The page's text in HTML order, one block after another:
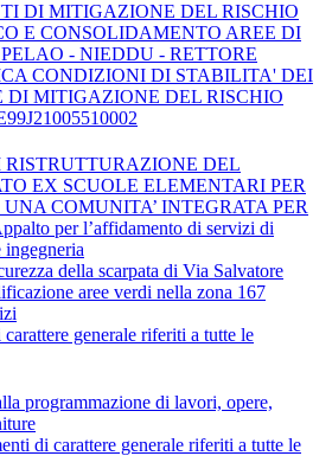
DI MITIGAZIONE DEL RISCHIO
E CONSOLIDAMENTO AREE DI
- NIEDDU - RETTORE
CONDIZIONI DI STABILITA' DEI
DI MITIGAZIONE DEL RISCHIO
DEL
EX SCUOLE ELEMENTARI PER
COMUNITA’ INTEGRATA PER
per l’affidamento di servizi di
ingegneria
della scarpata di Via Salvatore
aree verdi nella zona 167
generale riferiti a tutte le
programmazione di lavori, opere,
di carattere generale riferiti a tutte le